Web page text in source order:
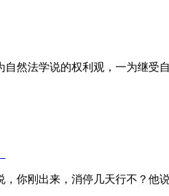
自然法学说的权利观，一为继
，你刚出来，消停几天行不？